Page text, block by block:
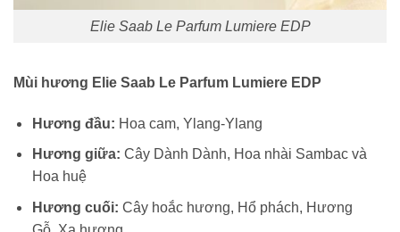
Elie Saab Le Parfum Lumiere EDP
Mùi hương Elie Saab Le Parfum Lumiere EDP
Hương đầu: Hoa cam, Ylang-Ylang
Hương giữa: Cây Dành Dành, Hoa nhài Sambac và
Hoa huệ
Hương cuối: Cây hoắc hương, Hổ phách, Hương